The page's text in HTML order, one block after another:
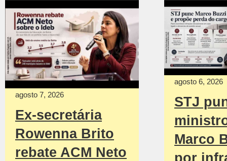
agosto 7, 2026
Ex-secretária
Rowenna Brito
rebate ACM Neto
agosto 6, 2026
STJ
Marco
por